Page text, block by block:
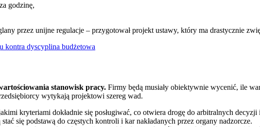
godzinę,
przez unijne regulacje – przygotował projekt ustawy, który ma drastycznie
kontra dyscyplina budżetowa
stanowisk pracy. Firmy będą musiały obiektywnie wycenić, ile
wytykają projektowi szereg wad.
kryteriami dokładnie się posługiwać, co otwiera drogę do arbitralnych
się podstawą do częstych kontroli i kar nakładanych przez organy nadzorcze.